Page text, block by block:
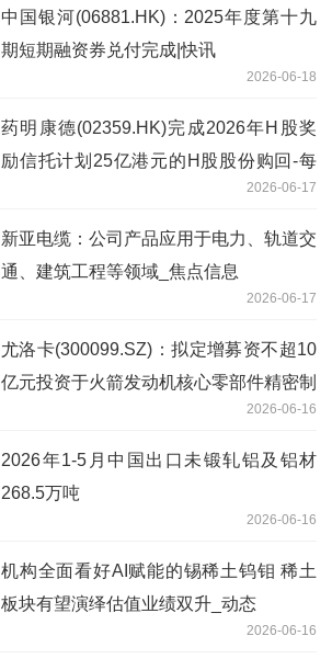
中国银河(06881.HK)：2025年度第十九
期短期融资券兑付完成|快讯
2026-06-18
药明康德(02359.HK)完成2026年H股奖
励信托计划25亿港元的H股股份购回-每
2026-06-17
新亚电缆：公司产品应用于电力、轨道交
通、建筑工程等领域_焦点信息
2026-06-17
尤洛卡(300099.SZ)：拟定增募资不超10
亿元投资于火箭发动机核心零部件精密制
2026-06-16
2026年1-5月中国出口未锻轧铝及铝材
268.5万吨
2026-06-16
机构全面看好AI赋能的锡稀土钨钼 稀土
板块有望演绎估值业绩双升_动态
2026-06-16